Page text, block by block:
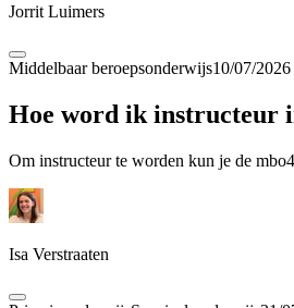
Jorrit Luimers
Middelbaar beroepsonderwijs10/07/2026
Hoe word ik instructeur
Om instructeur te worden kun je de
Isa Verstraaten